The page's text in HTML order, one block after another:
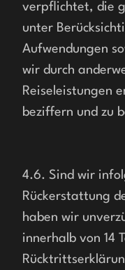
verpflichtet, die
unter
Aufwendungen
wir durch
Reiseleistungen
beziffern und zu
4.6. Sind wir
Rückerstattung
haben wir
innerhalb von 14